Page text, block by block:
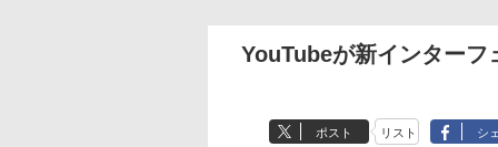
YouTubeが新インターフ
ポスト リスト シ